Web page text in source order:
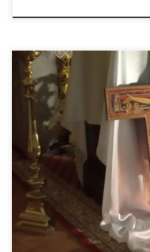
#10 UWIELBIENIE pod
Ta jubileuszowa adoracja
Podstawą naszej relacji z
niezwykłym darem i ma
za waszą obecność, a
oprawę muzyczną naszej